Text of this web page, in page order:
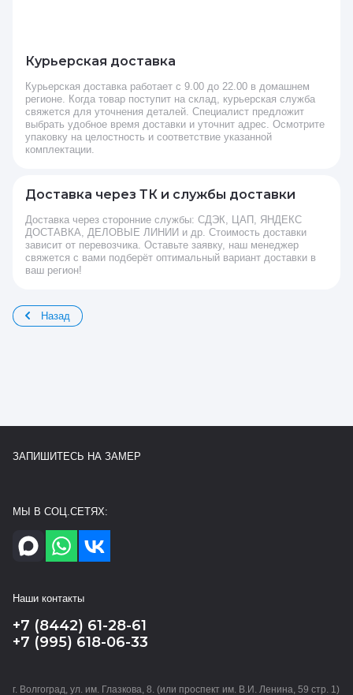
Курьерская доставка
Курьерская доставка работает с 9.00 до 22.00 в домашнем
регионе. Когда товар поступит на склад, курьерская служба
свяжется для уточнения деталей. Специалист предложит
выбрать удобное время доставки и уточнит адрес. Осмотрите
упаковку на целостность и соответствие указанной
комплектации.
Доставка через ТК и службы доставки
Доставка через сторонние службы: СДЭК, ЦАП, ЯНДЕКС
ДОСТАВКА, ДЕЛОВЫЕ ЛИНИИ и др. Стоимость доставки
зависит от перевозчика. Оставьте заявку, наш менеджер
свяжется с вами подберёт оптимальный вариант доставки в
ваш регион!
Назад
ЗАПИШИТЕСЬ НА ЗАМЕР
МЫ В СОЦ.СЕТЯХ:
Наши контакты
+7 (8442) 61-28-61
+7 (995) 618-06-33
г. Волгоград, ул. им. Глазкова, 8. (или проспект им. В.И. Ленина, 59 стр. 1)